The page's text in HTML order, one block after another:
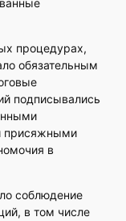
процедурах,
обязательным
подписывались
присяжными
в
соблюдение
в том числе